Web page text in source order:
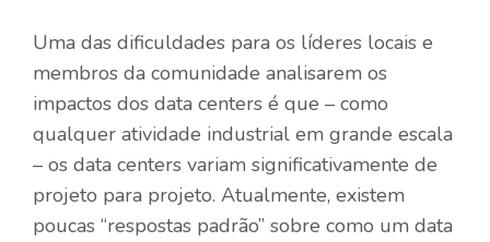
Uma das dificuldades para os líderes locais e
membros da comunidade analisarem os
impactos dos data centers é que – como
qualquer atividade industrial em grande escala
– os data centers variam significativamente de
projeto para projeto. Atualmente, existem
poucas “respostas padrão” sobre como um data